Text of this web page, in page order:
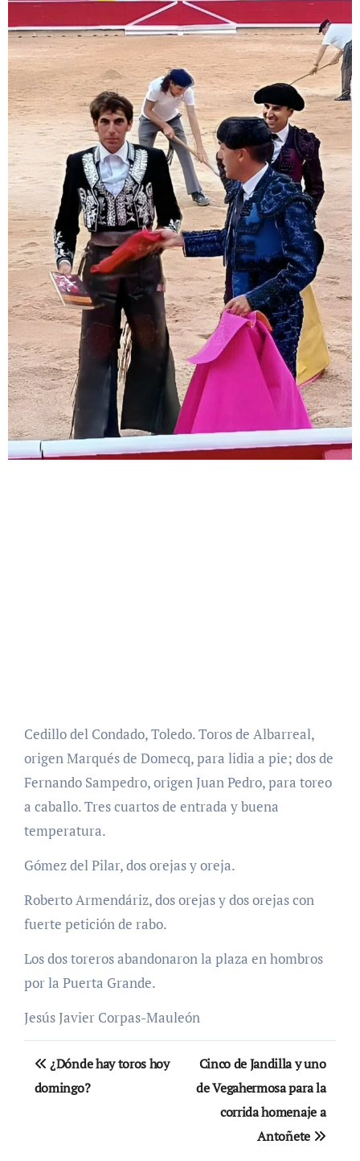
Cedillo del Condado, Toledo. Toros de Albarreal,
origen Marqués de Domecq, para lidia a pie; dos de
Fernando Sampedro, origen Juan Pedro, para toreo
a caballo. Tres cuartos de entrada y buena
temperatura.
Gómez del Pilar, dos orejas y oreja.
Roberto Armendáriz, dos orejas y dos orejas con
fuerte petición de rabo.
Los dos toreros abandonaron la plaza en hombros
por la Puerta Grande.
Jesús Javier Corpas-Mauleón
Navegación
de
¿Dónde hay toros hoy
domingo?
Cinco de Jandilla y uno
de Vegahermosa para la
corrida homenaje a
Antoñete